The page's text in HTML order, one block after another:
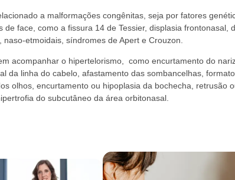
a malformações congênitas, seja por fatores
de face, como a fissura 14 de Tessier, displasia frontonasal,
etmoidais, síndromes de Apert e Crouzon.
acompanhar o hipertelorismo, como encurtamento do
da linha do cabelo, afastamento das sombancelhas,
olhos, encurtamento ou hipoplasia da bochecha, retrusão
do subcutâneo da área orbitonasal.